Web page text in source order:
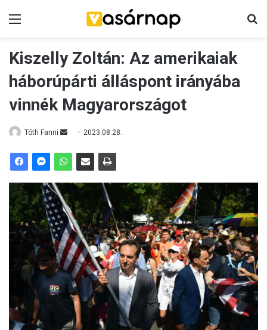
Kiszelly Zoltán: Az amerikaiak
háborúpárti álláspont irányába
vinnék Magyarországot
Tóth Fanni
n
e
m
a
i
l
2023.08.28.